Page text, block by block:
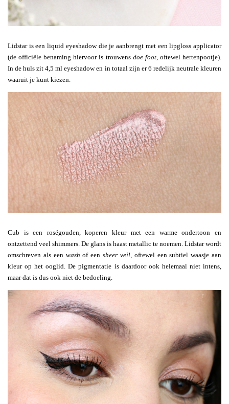
Lidstar is een liquid eyeshadow die je aanbrengt met een lipgloss applicator
(de officiële benaming hiervoor is trouwens doe foot, oftewel hertenpootje).
In de huls zit 4,5 ml eyeshadow en in totaal zijn er 6 redelijk neutrale kleuren
waaruit je kunt kiezen.
Cub is een roségouden, koperen kleur met een warme ondertoon en
ontzettend veel shimmers. De glans is haast metallic te noemen. Lidstar wordt
omschreven als een wash of een sheer veil, oftewel een subtiel waasje aan
kleur op het ooglid. De pigmentatie is daardoor ook helemaal niet intens,
maar dat is dus ook niet de bedoeling.